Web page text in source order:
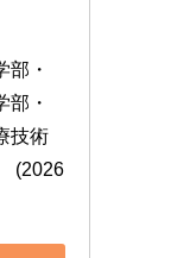
部・
部・
技術
(2026